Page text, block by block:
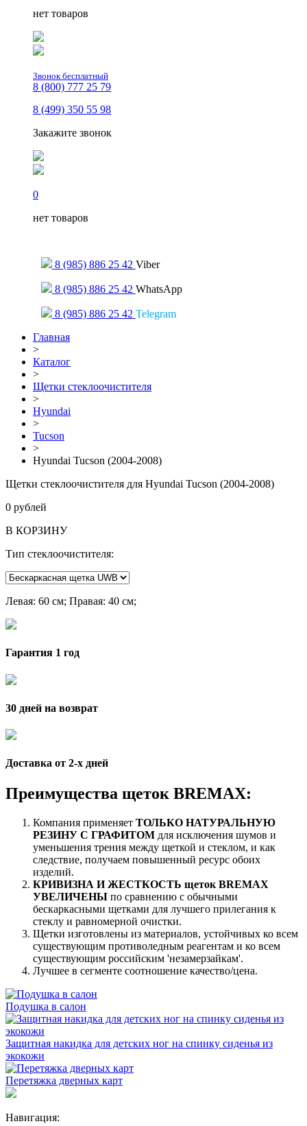
нет товаров
Звонок бесплатный
8 (800) 777 25 79
8 (499) 350 55 98
Закажите звонок
0
нет товаров
8 (985) 886 25 42 Viber
8 (985) 886 25 42 WhatsApp
8 (985) 886 25 42 Telegram
Главная
>
Каталог
>
Щетки стеклоочистителя
>
Hyundai
>
Tucson
>
Hyundai Tucson (2004-2008)
Щетки стеклоочистителя для Hyundai Tucson (2004-2008)
0 рублей
В КОРЗИНУ
Тип стеклоочистителя:
Левая: 60 см; Правая: 40 см;
Гарантия 1 год
30 дней на возврат
Доставка от 2-x дней
Преимущества щеток BREMAX:
Компания применяет ТОЛЬКО НАТУРАЛЬНУЮ
РЕЗИНУ С ГРАФИТОМ для исключения шумов и
уменьшения трения между щеткой и стеклом, и как
следствие, получаем повышенный ресурс обоих
изделий.
КРИВИЗНА И ЖЕСТКОСТЬ щеток BREMAX
УВЕЛИЧЕНЫ по сравнению с обычными
бескаркасными щетками для лучшего прилегания к
стеклу и равномерной очистки.
Щетки изготовлены из материалов, устойчивых ко всем
существующим противоледным реагентам и ко всем
существующим российским 'незамерзайкам'.
Лучшее в сегменте соотношение качество/цена.
Подушка в салон
Защитная накидка для детских ног на спинку сиденья из
экокожи
Перетяжка дверных карт
Навигация: